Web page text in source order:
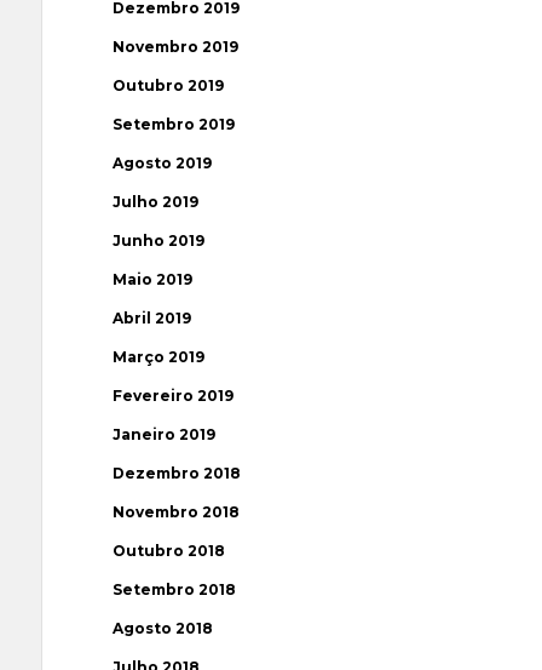
Dezembro 2019
Novembro 2019
Outubro 2019
Setembro 2019
Agosto 2019
Julho 2019
Junho 2019
Maio 2019
Abril 2019
Março 2019
Fevereiro 2019
Janeiro 2019
Dezembro 2018
Novembro 2018
Outubro 2018
Setembro 2018
Agosto 2018